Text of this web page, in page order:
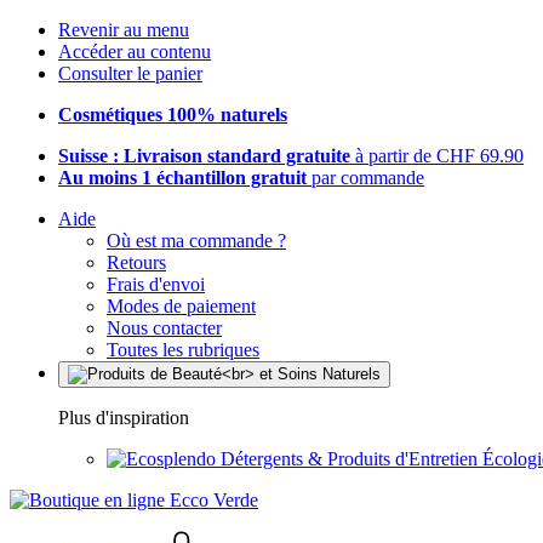
Revenir au menu
Accéder au contenu
Consulter le panier
Cosmétiques 100% naturels
Suisse : Livraison standard gratuite à partir de CHF 69.90
Au moins 1 échantillon gratuit par commande
Aide
Où est ma commande ?
Retours
Frais d'envoi
Modes de paiement
Nous contacter
Toutes les rubriques
Plus d'inspiration
Détergents & Produits d'Entretien